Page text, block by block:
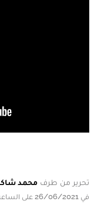
تحرير من طرف محمد
في 26/06/2021 على الساعة 16:00